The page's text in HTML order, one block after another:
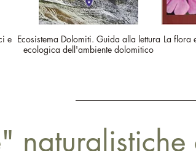
e Ecosistema Dolomiti. Guida alla lettura
ecologica dell'ambiente dolomitico
La flora